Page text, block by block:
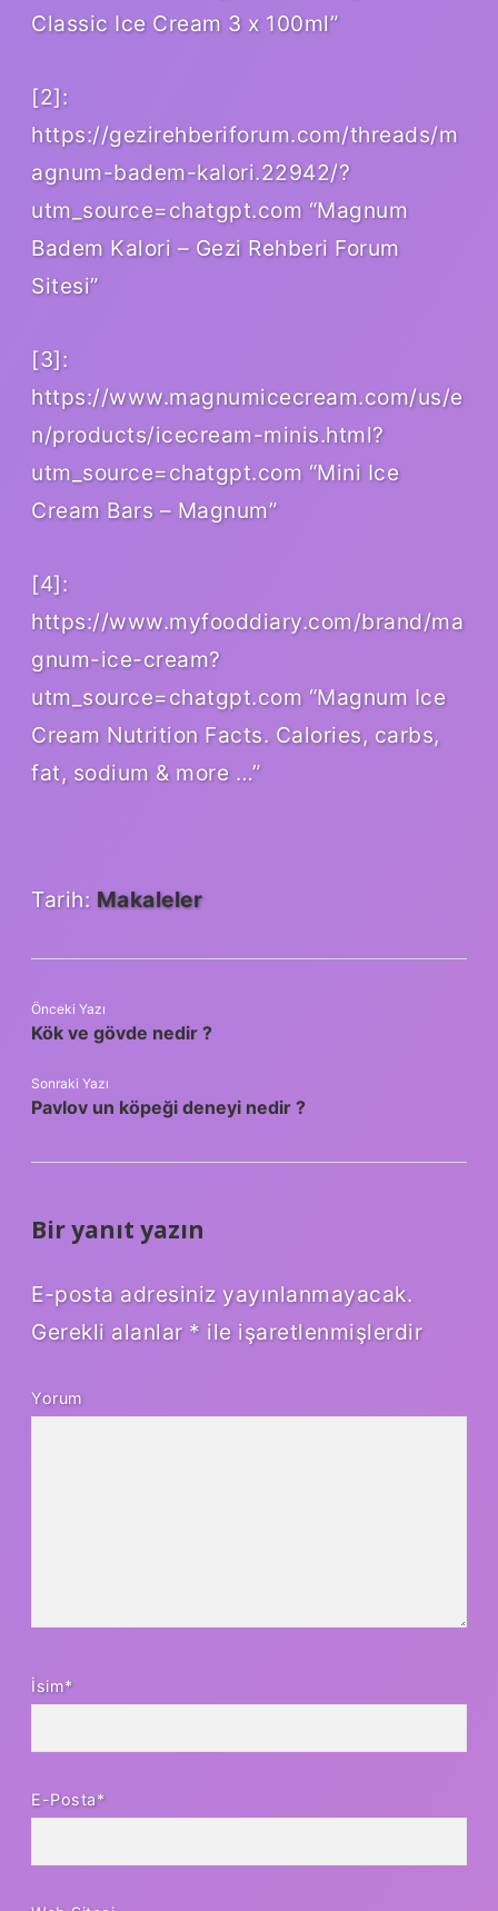
Classic Ice Cream 3 x 100ml”
[2]:
https://gezirehberiforum.com/threads/m
agnum-badem-kalori.22942/?
utm_source=chatgpt.com “Magnum
Badem Kalori – Gezi Rehberi Forum
Sitesi”
[3]:
https://www.magnumicecream.com/us/e
n/products/icecream-minis.html?
utm_source=chatgpt.com “Mini Ice
Cream Bars – Magnum”
[4]:
https://www.myfooddiary.com/brand/ma
gnum-ice-cream?
utm_source=chatgpt.com “Magnum Ice
Cream Nutrition Facts. Calories, carbs,
fat, sodium & more …”
Tarih: Makaleler
Önceki Yazı
Kök ve gövde nedir ?
Sonraki Yazı
Pavlov un köpeği deneyi nedir ?
Bir yanıt yazın
E-posta adresiniz yayınlanmayacak.
Gerekli alanlar * ile işaretlenmişlerdir
Yorum
İsim*
E-Posta*